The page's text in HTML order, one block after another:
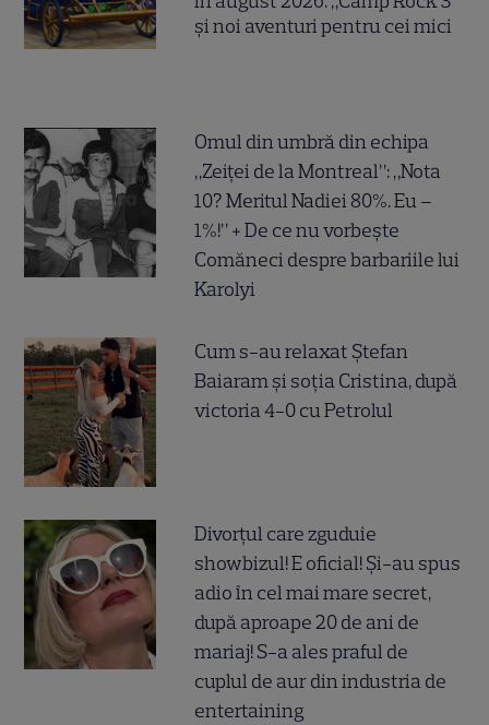
și noi aventuri pentru cei mici
Omul din umbră din echipa
„Zeiței de la Montreal”: „Nota
10? Meritul Nadiei 80%. Eu –
1%!” + De ce nu vorbește
Comăneci despre barbariile lui
Karolyi
Cum s-au relaxat Ștefan
Baiaram și soția Cristina, după
victoria 4-0 cu Petrolul
Divorțul care zguduie
showbizul! E oficial! Și-au spus
adio în cel mai mare secret,
după aproape 20 de ani de
mariaj! S-a ales praful de
cuplul de aur din industria de
entertaining